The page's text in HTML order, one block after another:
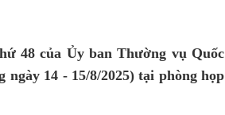
48 của Ủy ban Thường vụ Quốc
ngày 14 - 15/8/2025) tại phòng họp